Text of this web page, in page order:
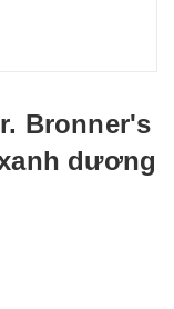
Bronner's
dương